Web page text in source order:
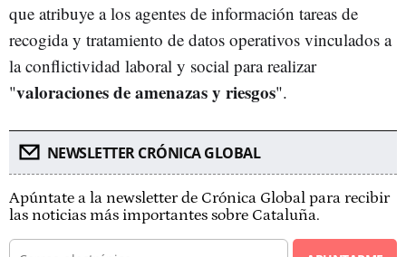
que atribuye a los agentes de información tareas de
recogida y tratamiento de datos operativos vinculados a
la conflictividad laboral y social para realizar
"valoraciones de amenazas y riesgos".
NEWSLETTER CRÓNICA GLOBAL
Apúntate a la newsletter de Crónica Global para recibir
las noticias más importantes sobre Cataluña.